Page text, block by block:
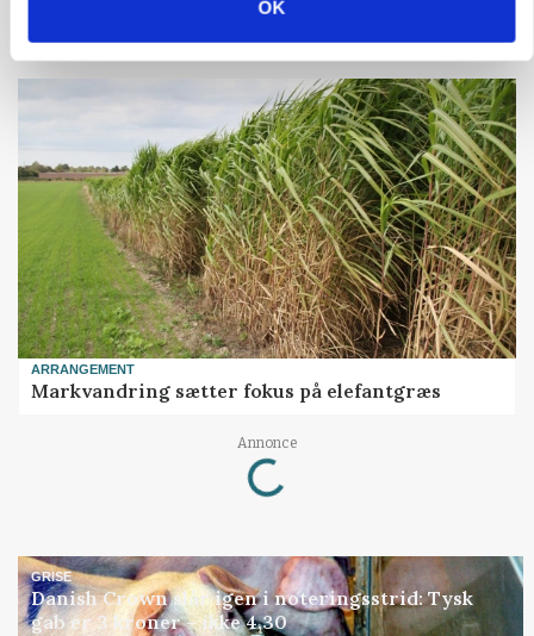
OK
Forserie til selvkørende skårlægger afprøves i år
ARRANGEMENT
Markvandring sætter fokus på elefantgræs
Annonce
Loading...
GRISE
Danish Crown slår igen i noteringsstrid: Tysk
gab er 3 kroner – ikke 4,30